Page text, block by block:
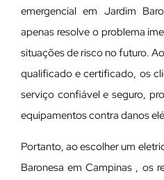
emergencial em Jardim
apenas resolve o problema
situações de risco no futuro.
qualificado e certificado, os
serviço confiável e seguro,
equipamentos contra danos
Portanto, ao escolher um
Baronesa em Campinas , os